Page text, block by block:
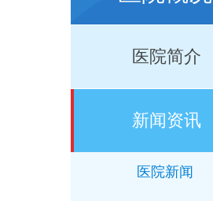
医院简介
新闻资讯
医院新闻